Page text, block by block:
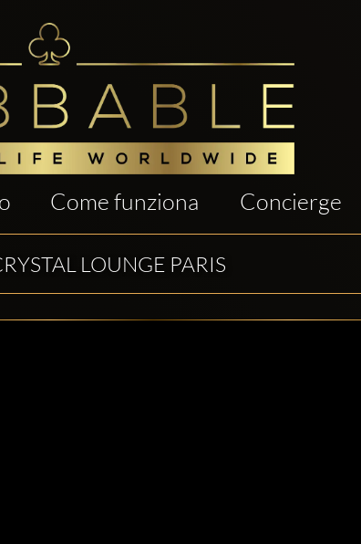
Come funziona Concierge
LOUNGE PARIS